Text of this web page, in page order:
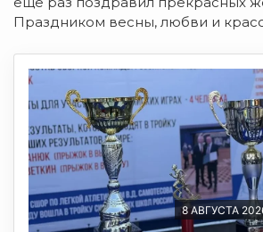
Праздником весны, любви и
8 АВГУСТА